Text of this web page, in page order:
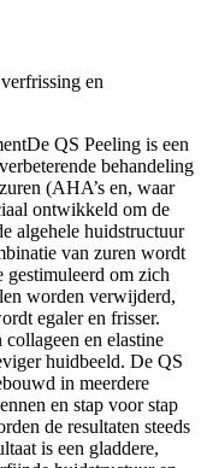
en
De QS Peeling is een
behandeling
(AHA’s en, waar
ontwikkeld om de
algehele huidstructuur
van zuren wordt
om zich
worden verwijderd,
egaler en frisser.
en elastine
huidbeeld. De QS
in meerdere
en stap voor stap
de resultaten steeds
is een gladdere,